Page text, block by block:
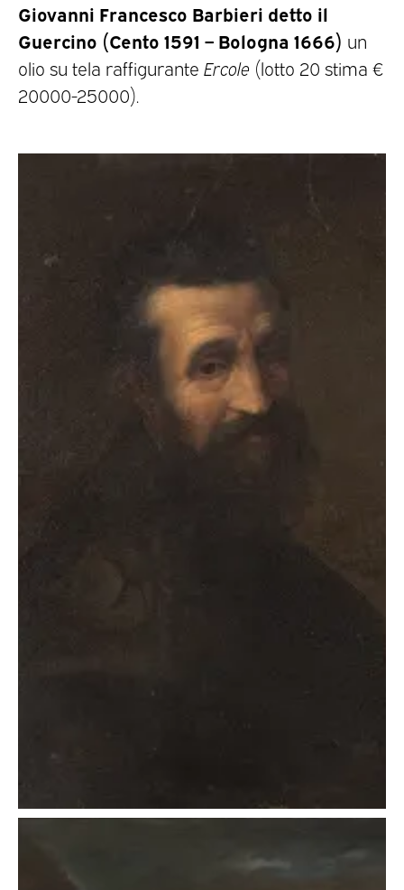
Giovanni Francesco Barbieri detto il
Guercino (Cento 1591 – Bologna 1666) un
olio su tela raffigurante Ercole (lotto 20 stima €
20000-25000).